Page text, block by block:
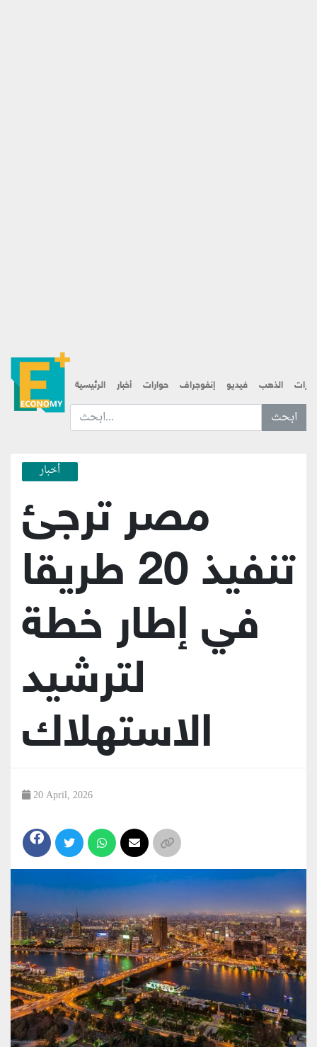
الرئيسية أخبار حوارات إنفوجراف فيديو الذهب
ابحث عن... :
أخبار
مصر ترجئ
تنفيذ 20 طريقا
في إطار خطة
لترشيد
الاستهلاك
20 April, 2026